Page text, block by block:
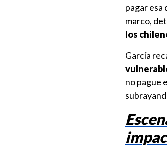
pagar esa
marco,
los
García
no pague